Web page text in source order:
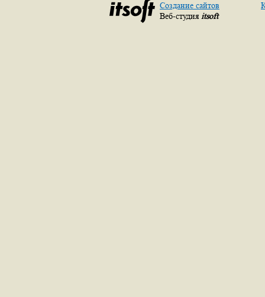
Создание сайтов
Веб-студия itsoft